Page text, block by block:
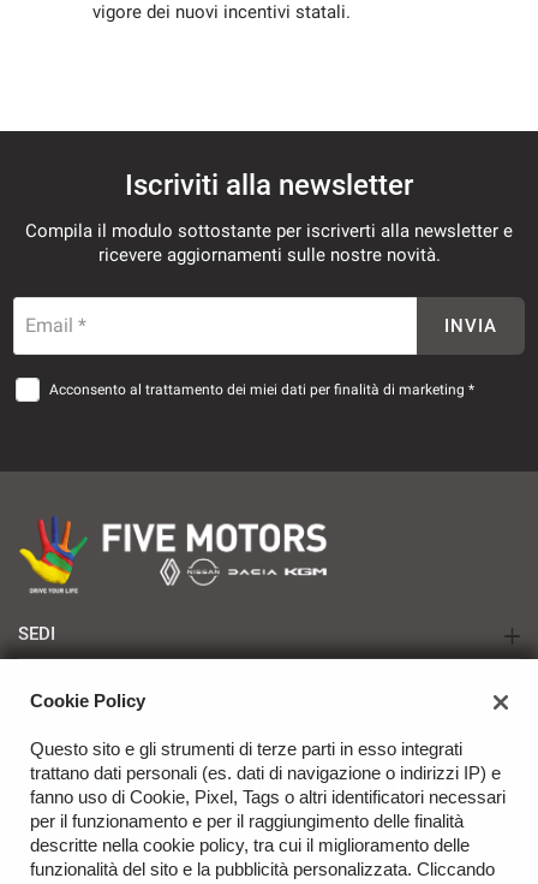
vigore dei nuovi incentivi statali.
Iscriviti alla newsletter
Compila il modulo sottostante per iscriverti alla newsletter e
ricevere aggiornamenti sulle nostre novità.
Email * INVIA
Acconsento al trattamento dei miei dati per finalità di marketing *
SEDI
AZIENDA
Azienda
Contatti
Cookie Policy
Questo sito e gli strumenti di terze parti in esso integrati
trattano dati personali (es. dati di navigazione o indirizzi IP) e
fanno uso di Cookie, Pixel, Tags o altri identificatori necessari
per il funzionamento e per il raggiungimento delle finalità
descritte nella cookie policy, tra cui il miglioramento delle
funzionalità del sito e la pubblicità personalizzata. Cliccando